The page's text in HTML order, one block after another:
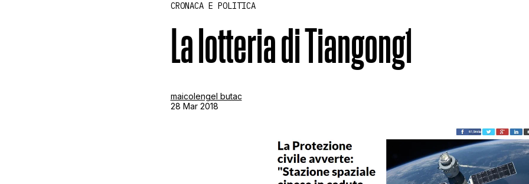
CRONACA E POLITICA
SALUTE E MEDICINA
CRONACA E POLITICA
La lotteria di Tiangong1
maicolengel butac
28 Mar 2018